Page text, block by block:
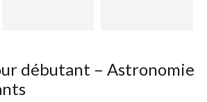
débutant – Astronomie